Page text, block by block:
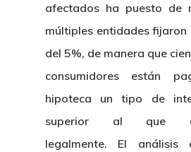
afectados ha puesto de
múltiples entidades fijaron
del 5%, de manera que
consumidores están
hipoteca un tipo de
superior al que
legalmente. El